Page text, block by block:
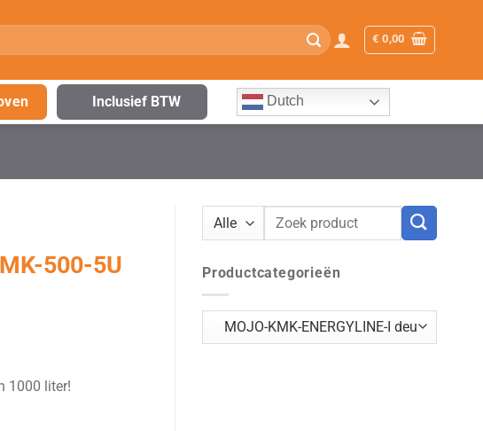
€ 0,00
Inclusief BTW Dutch
Zoeken
Productcategorieën
500-5U
1000 liter!